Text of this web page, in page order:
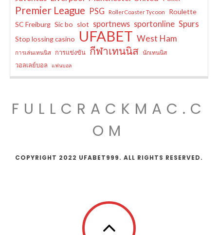
Premier League PSG RollerCoaster Tycoon
Roulette
SC Freiburg Sic bo slot sportnews sportonline Spurs
Stop lossing casino UFABET West Ham
การเล่นเทนนิส การแข่งขัน กีฬาเทนนิส นักเทนนิส
วอลเลย์บอล แฟนบอล
FULLCRACKMAC.C
OM
COPYRIGHT 2022 UFABET999. ALL RIGHTS RESERVED.